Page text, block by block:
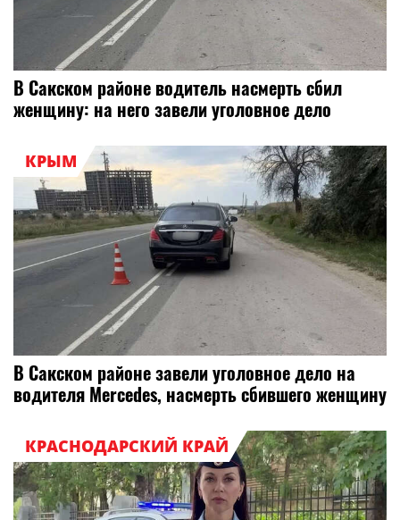
В Сакском районе водитель насмерть сбил
женщину: на него завели уголовное дело
КРЫМ
В Сакском районе завели уголовное дело на
водителя Mercedes, насмерть сбившего женщину
КРАСНОДАРСКИЙ КРАЙ